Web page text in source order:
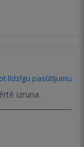
līdzīgu pasūtījumu
izruna.